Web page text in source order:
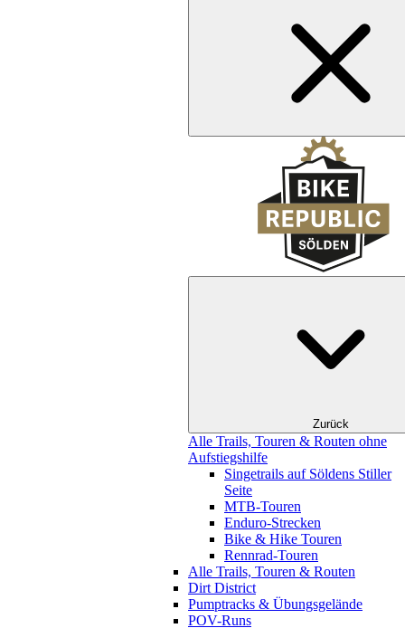
Zurück
Alle Trails, Touren & Routen ohne
Aufstiegshilfe
Singetrails auf Söldens Stiller
Seite
MTB-Touren
Enduro-Strecken
Bike & Hike Touren
Rennrad-Touren
Alle Trails, Touren & Routen
Dirt District
Pumptracks & Übungsgelände
POV-Runs